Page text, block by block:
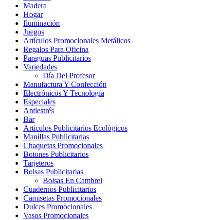
Madera
Hogar
Iluminación
Juegos
Artículos Promocionales Metálicos
Regalos Para Oficina
Paraguas Publicitarios
Variedades
Día Del Profesor
Manufactura Y Confección
Electrónicos Y Tecnología
Especiales
Antiestrés
Bar
Artículos Publicitarios Ecológicos
Manillas Publicitarias
Chaquetas Promocionales
Botones Publicitarios
Tarjeteros
Bolsas Publicitarias
Bolsas En Cambrel
Cuadernos Publicitarios
Camisetas Promocionales
Dulces Promocionales
Vasos Promocionales